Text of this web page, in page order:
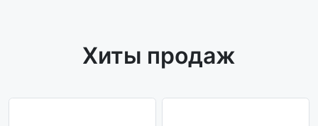
Хиты продаж